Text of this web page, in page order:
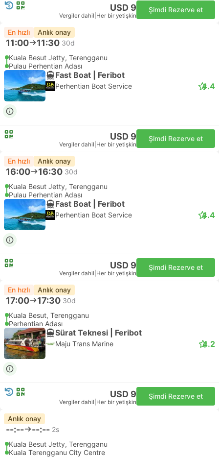
USD 9
Vergiler dahil Her bir yetişkin
Şimdi Rezerve et
En hızlı Anlık onay
11:00 11:30 30d
Kuala Besut Jetty, Terengganu
Pulau Perhentian Adası
Fast Boat | Feribot
Perhentian Boat Service 4.4
USD 9
Vergiler dahil Her bir yetişkin
Şimdi Rezerve et
En hızlı Anlık onay
16:00 16:30 30d
Kuala Besut Jetty, Terengganu
Pulau Perhentian Adası
Fast Boat | Feribot
Perhentian Boat Service 4.4
USD 9
Vergiler dahil Her bir yetişkin
Şimdi Rezerve et
En hızlı Anlık onay
17:00 17:30 30d
Kuala Besut, Terengganu
Perhentian Adası
Sürat Teknesi | Feribot
Maju Trans Marine 4.2
USD 9
Vergiler dahil Her bir yetişkin
Şimdi Rezerve et
Anlık onay
--:-- --:-- 2s
Kuala Besut Jetty, Terengganu
Kuala Terengganu City Centre